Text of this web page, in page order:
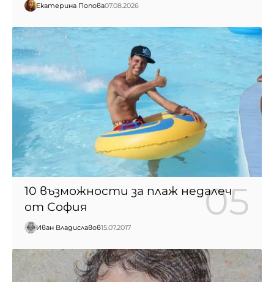
Екатерина Попова07.08.2026
10 възможности за плаж недалеч
от София
Иван Владиславов15.07.2017